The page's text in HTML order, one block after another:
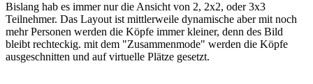
Bislang hab es immer nur die Ansicht von 2, 2x2, oder 3x3
Teilnehmer. Das Layout ist mittlerweile dynamische aber mit noch
mehr Personen werden die Köpfe immer kleiner, denn des Bild
bleibt rechteckig. mit dem "Zusammenmode" werden die Köpfe
ausgeschnitten und auf virtuelle Plätze gesetzt.